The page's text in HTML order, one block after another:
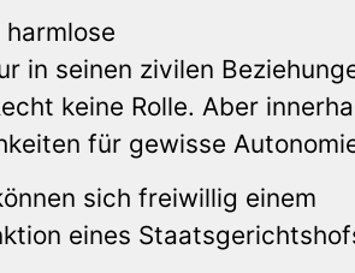
in seinen zivilen
keine Rolle. Aber
für gewisse
sich freiwillig einem
eines